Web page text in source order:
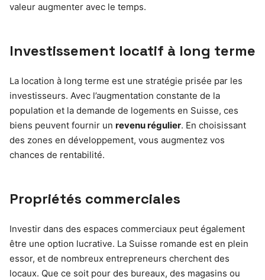
valeur augmenter avec le temps.
Investissement locatif à long terme
La location à long terme est une stratégie prisée par les
investisseurs. Avec l’augmentation constante de la
population et la demande de logements en Suisse, ces
biens peuvent fournir un revenu régulier. En choisissant
des zones en développement, vous augmentez vos
chances de rentabilité.
Propriétés commerciales
Investir dans des espaces commerciaux peut également
être une option lucrative. La Suisse romande est en plein
essor, et de nombreux entrepreneurs cherchent des
locaux. Que ce soit pour des bureaux, des magasins ou